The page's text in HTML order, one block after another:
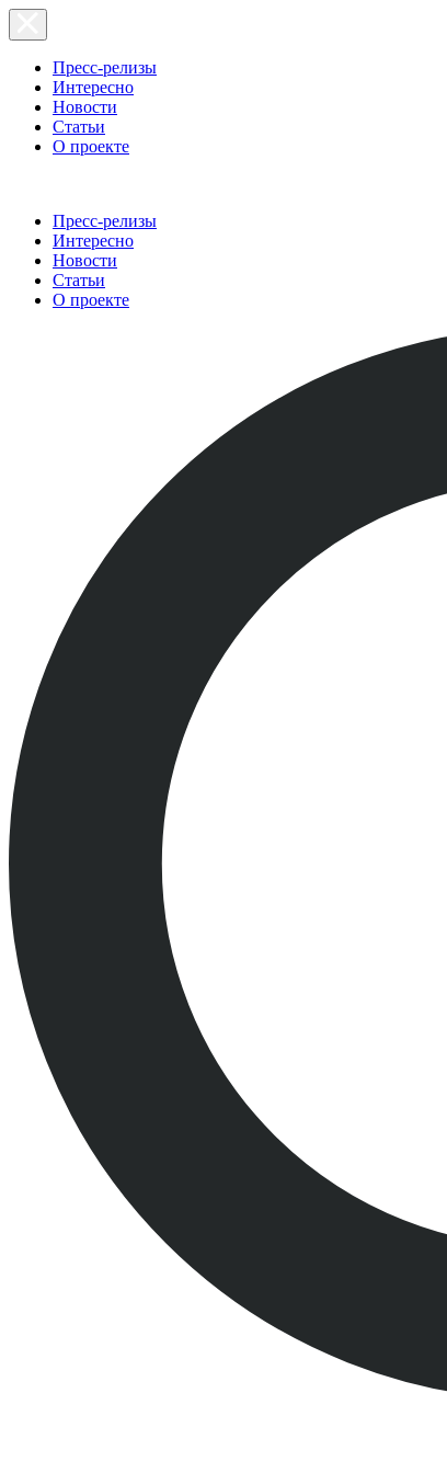
Пресс-релизы
Интересно
Новости
Статьи
О проекте
Пресс-релизы
Интересно
Новости
Статьи
О проекте